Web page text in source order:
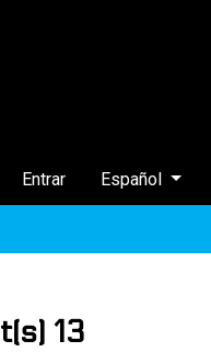
Entrar Cambiar el
Español
13